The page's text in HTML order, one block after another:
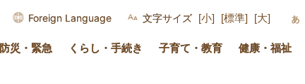
Foreign Language 文字サイズ [小] [標準] [大]
防災・緊急 くらし・手続き 子育て・教育 健康・福祉